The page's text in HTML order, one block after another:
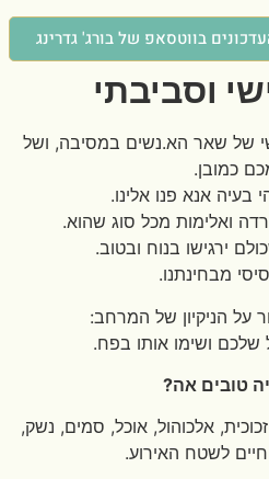
בווטסאפ של בורג' גדרינג
וסביבתי
של שאר הא.נשים במסיבה, ושל
כמובן.
בעיה אנא פנו אלינו.
ואלימות מכל סוג שהוא.
ירגישו בנוח ובטוב.
מבחינתנו.
על הניקיון של המרחב:
ושימו אותו בפח.
טובים אה?
אלכוהול, אוכל, סמים, נשק,
חיים לשטח האירוע.